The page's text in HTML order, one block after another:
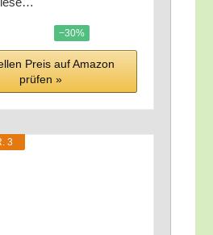
−30%
Preis auf Ama­zon
prü­fen »
3